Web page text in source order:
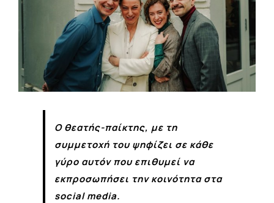
Ο θεατής-παίκτης, με τη
συμμετοχή του ψηφίζει σε κάθε
γύρο αυτόν που επιθυμεί να
εκπροσωπήσει την κοινότητα στα
social media.